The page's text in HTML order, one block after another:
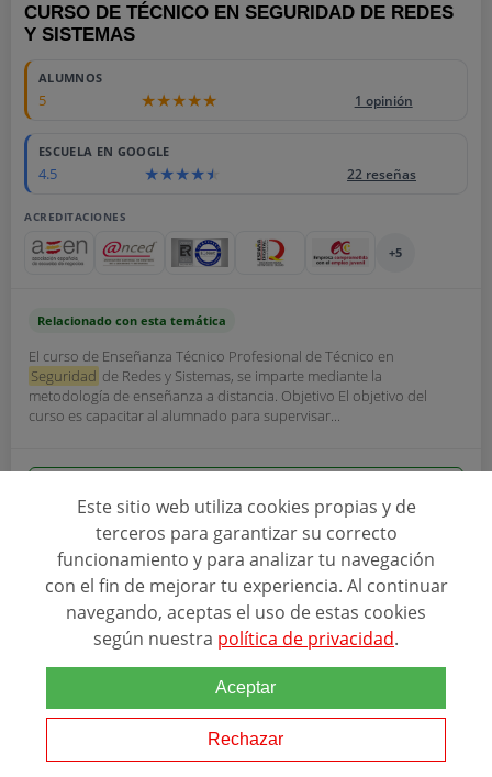
CURSO DE TÉCNICO EN SEGURIDAD DE REDES
Y SISTEMAS
ALUMNOS
5 1 opinión
ESCUELA EN GOOGLE
4.5 22 reseñas
ACREDITACIONES
+5
Relacionado con esta temática
El curso de Enseñanza Técnico Profesional de Técnico en
Seguridad de Redes y Sistemas, se imparte mediante la
metodología de enseñanza a distancia. Objetivo El objetivo del
curso es capacitar al alumnado para supervisar...
SOLICITAR INFORMACIÓN
Este sitio web utiliza cookies propias y de
terceros para garantizar su correcto
funcionamiento y para analizar tu navegación
con el fin de mejorar tu experiencia. Al continuar
navegando, aceptas el uso de estas cookies
según nuestra política de privacidad.
Aceptar
Rechazar